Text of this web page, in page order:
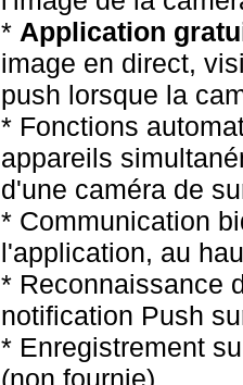
* Application
image en direct,
push lorsque la
* Fonctions
appareils
d'une caméra de
* Communication
l'application, au
* Reconnaissance
notification Push
* Enregistrement
(non fournie)